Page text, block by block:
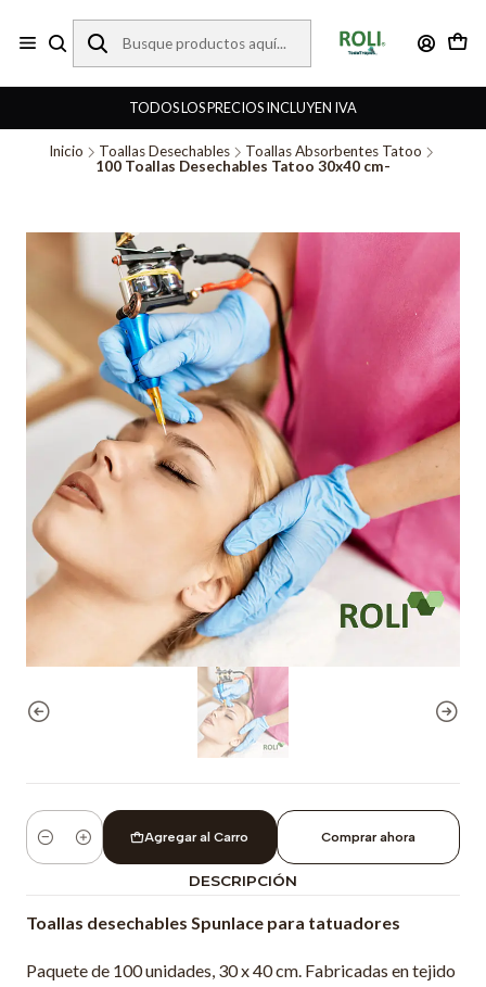
TODOS LOS PRECIOS INCLUYEN IVA
Inicio Toallas Desechables
Toallas Absorbentes Tatoo
100 Toallas Desechables Tatoo 30x40 cm-
Cantidad
Agregar al Carro Comprar ahora
DESCRIPCIÓN
Toallas desechables Spunlace para tatuadores
Paquete de 100 unidades, 30 x 40 cm. Fabricadas en tejido